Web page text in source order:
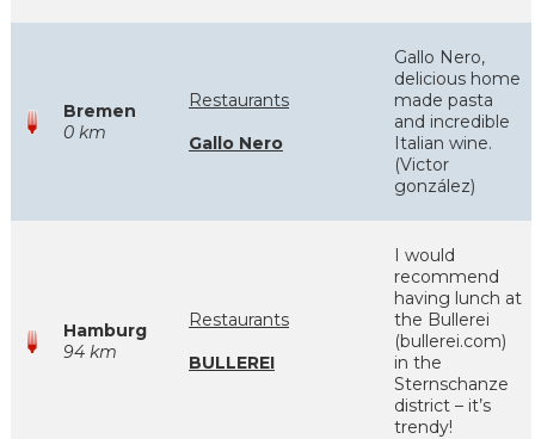
Bremen
0 km
Restaurants
Gallo Nero
Gallo Nero,
delicious home
made pasta
and incredible
Italian wine.
(Victor
gonzález)
Hamburg
94 km
Restaurants
BULLEREI
I would
recommend
having lunch at
the Bullerei
(bullerei.com)
in the
Sternschanze
district – it’s
trendy!